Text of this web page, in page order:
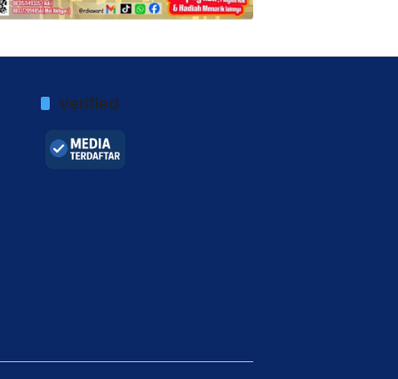
Verified